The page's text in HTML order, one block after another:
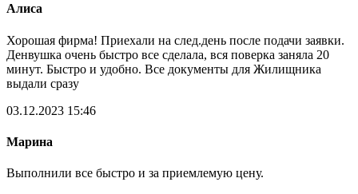
Алиса
Хорошая фирма! Приехали на след.день после подачи заявки.
Денвушка очень быстро все сделала, вся поверка заняла 20
минут. Быстро и удобно. Все документы для Жилищника
выдали сразу
03.12.2023 15:46
Марина
Выполнили все быстро и за приемлемую цену.